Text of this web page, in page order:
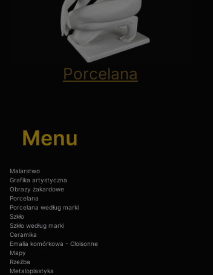
Porcelana
Menu
Malarstwo
Grafika artystyczna
Obrazy żakardowe
Porcelana
Porcelana według marki
Szkło
Szkło według marki
Ceramika
Emalia komórkowa - Cloisonne
Mapy
Rzeźba
Metaloplastyka